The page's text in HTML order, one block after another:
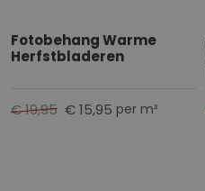
Fotobehang Warme
Herfstbladeren
€ 15,95 per m²
€ 19,95